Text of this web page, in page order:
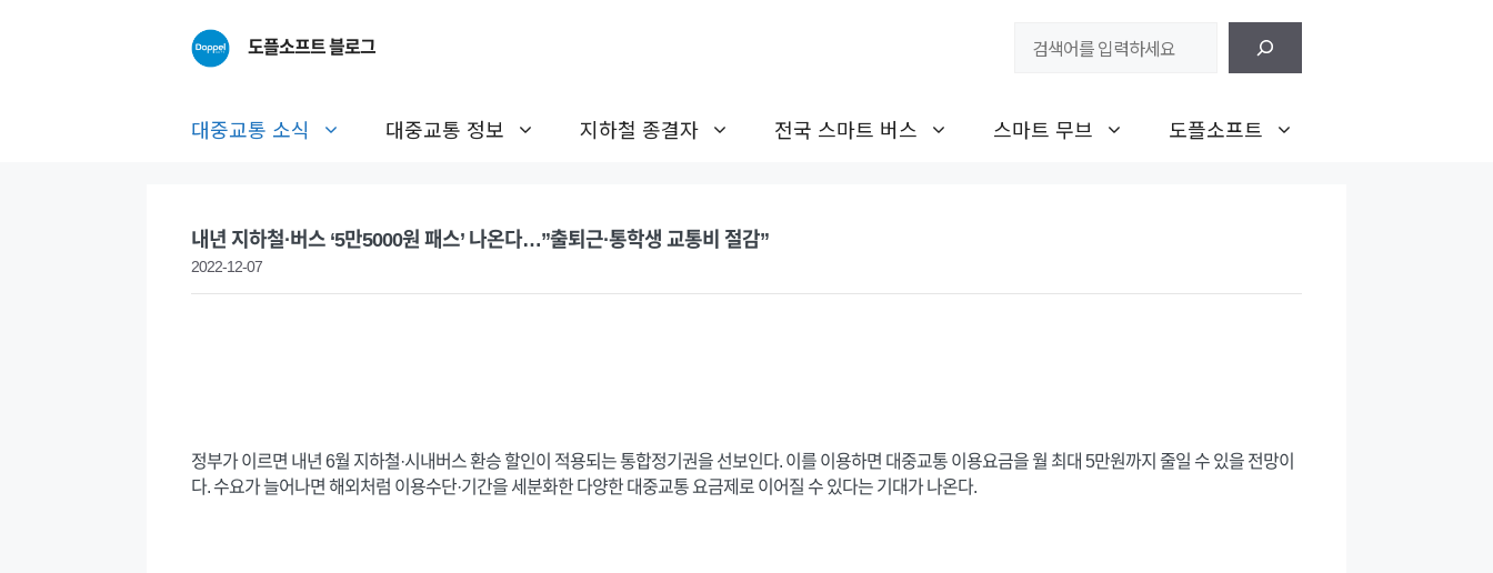
도플소프트 블로그
대중교통 소식 대중교통 정보 지하철 종결자 전국 스마트 버스 스마트 무브 도플소프트
내년 지하철·버스 ‘5만5000원 패스’ 나온다…”출퇴근·통학생 교통비 절감”
2022-12-07
정부가 이르면 내년 6월 지하철·시내버스 환승 할인이 적용되는 통합정기권을 선보인다. 이를 이용하면 대중교통 이용요금을 월 최대 5만원까지 줄일 수 있을 전망이
다. 수요가 늘어나면 해외처럼 이용수단·기간을 세분화한 다양한 대중교통 요금제로 이어질 수 있다는 기대가 나온다.